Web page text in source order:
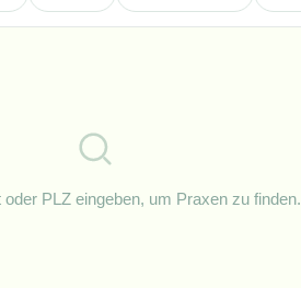
PLZ eingeben, um Praxen zu finden.